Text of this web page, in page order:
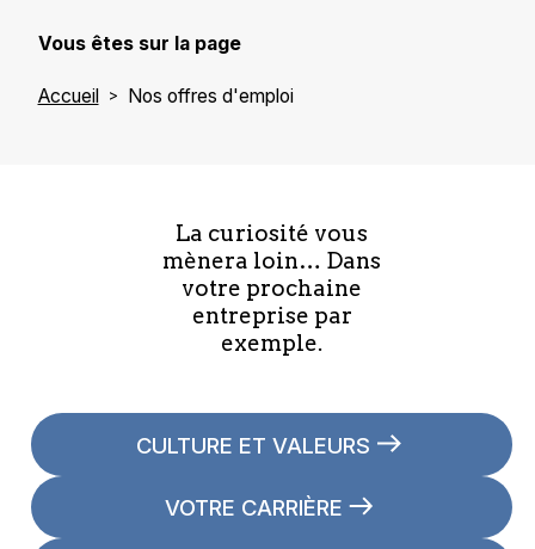
Vous êtes sur la page
Accueil Nos offres d'emploi
La curiosité vous
mènera loin… Dans
votre prochaine
entreprise par
exemple.
CULTURE ET VALEURS
VOTRE CARRIÈRE